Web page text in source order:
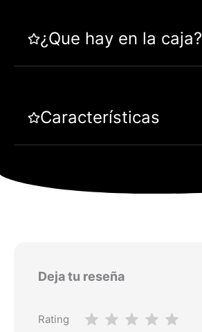
¿Que hay en la caja?
Características
Deja tu reseña
Rating